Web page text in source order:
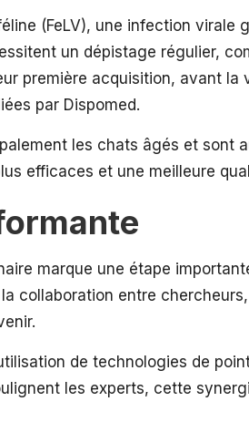
(FeLV), une infection virale
un dépistage régulier,
première acquisition, avant la
par Dispomed.
les chats âgés et sont
efficaces et une meilleure
marque une étape
collaboration entre
de technologies de
les experts, cette